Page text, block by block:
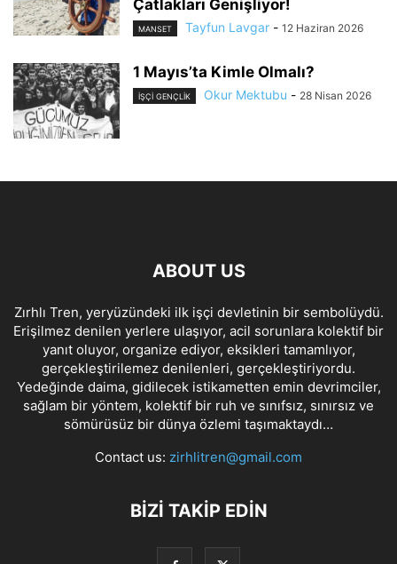
Çatlakları Genişliyor!
MANSET Tayfun Lavgar - 12 Haziran 2026
1 Mayıs’ta Kimle Olmalı?
İŞÇI GENÇLIK Okur Mektubu - 28 Nisan 2026
ABOUT US
Zırhlı Tren, yeryüzündeki ilk işçi devletinin bir sembolüydü.
Erişilmez denilen yerlere ulaşıyor, acil sorunlara kolektif bir
yanıt oluyor, organize ediyor, eksikleri tamamlıyor,
gerçekleştirilemez denilenleri, gerçekleştiriyordu.
Yedeğinde daima, gidilecek istikametten emin devrimciler,
sağlam bir yöntem, kolektif bir ruh ve sınıfsız, sınırsız ve
sömürüsüz bir dünya özlemi taşımaktaydı…
Contact us: zirhlitren@gmail.com
BİZİ TAKİP EDİN